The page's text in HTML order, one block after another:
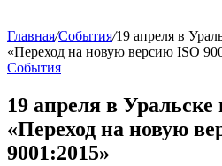
Главная/События/19 апреля в
«Переход на новую версию ISO
События
19 апреля в
«Переход на новую
9001:2015»